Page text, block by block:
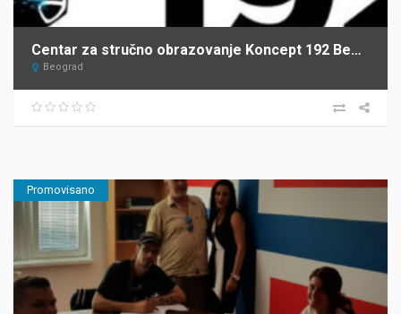
Centar za stručno obrazovanje Koncept 192 Beograd
Beograd
Promovisano